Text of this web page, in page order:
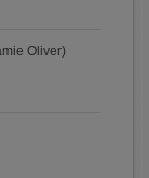
Oliver)